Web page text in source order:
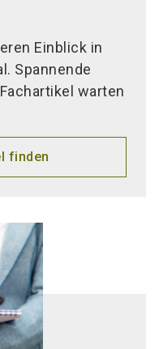
Einblick in
Spannende
warten
finden